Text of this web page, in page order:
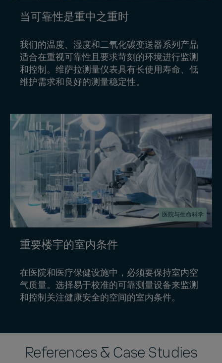
当可靠性是重中之重时
我们的温度、湿度和二氧化碳变送器系列产品
适合在重视可靠性且要求苛刻的环境进行监测
和控制。维萨拉测量仪表具有长使用寿命、低
维护需求和良好的测量稳定性。
医院与生命科学
重要楼宇的室内条件
在医院和医疗保健设施中，必须要保持室内空
气质量。选择易于校准的可靠测量设备来监测
和控制关注健康安全的空间的室内条件。
References & Case Studies